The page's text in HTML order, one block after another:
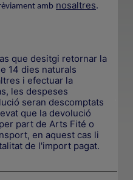
amb nosaltres.
que desitgi retornar la
14 dies naturals
i efectuar la
les despeses
seran descomptats
que la devolució
part de Arts Fité o
en aquest cas li
de l'import pagat.